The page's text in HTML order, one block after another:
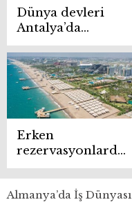
Dünya devleri
Antalya’da
buluşuyor
Erken
rezervasyonlarda
yüzde 20 artış var
Almanya’da İş Dünyası